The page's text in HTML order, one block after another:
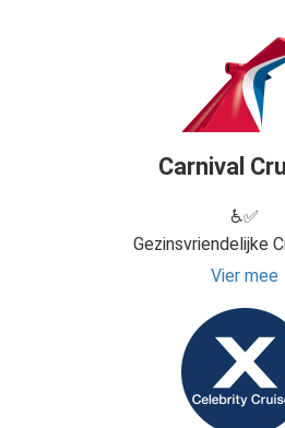
Carnival
♿✅
Gezinsvriendelijke
Vier mee